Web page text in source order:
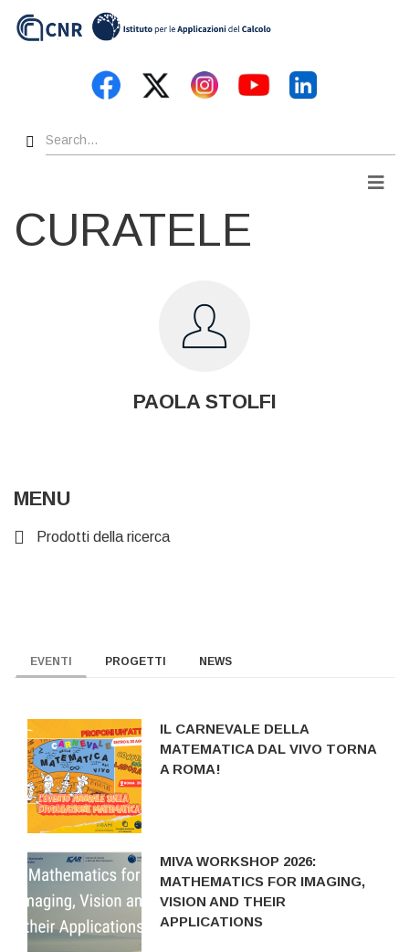
Search
CURATELE
PAOLA STOLFI
MENU
Prodotti della ricerca
EVENTI PROGETTI NEWS
IL CARNEVALE DELLA
MATEMATICA DAL VIVO TORNA
A ROMA!
MIVA WORKSHOP 2026:
MATHEMATICS FOR IMAGING,
VISION AND THEIR
APPLICATIONS